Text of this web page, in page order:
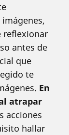
reflexionar
antes de
que
te
En
atrapar
acciones
hallar